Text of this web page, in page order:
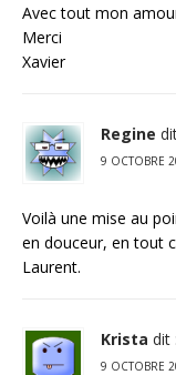
Avec tout mon
Merci
Xavier
Regine
9 OCTOBRE
Voilà une mise au
en douceur, en tout
Laurent.
Krista dit :
9 OCTOBRE